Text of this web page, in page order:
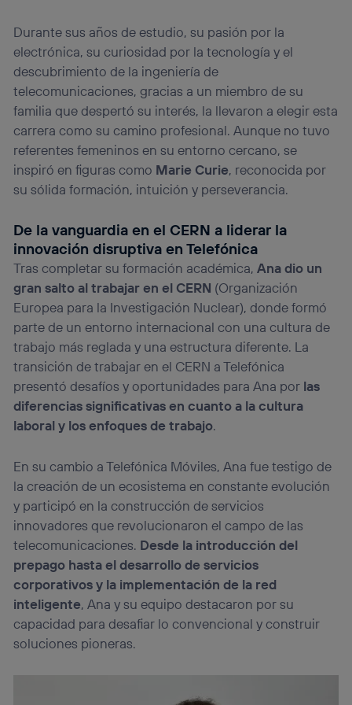
Durante sus años de estudio, su pasión por la
electrónica, su curiosidad por la tecnología y el
descubrimiento de la ingeniería de
telecomunicaciones, gracias a un miembro de su
familia que despertó su interés, la llevaron a elegir esta
carrera como su camino profesional. Aunque no tuvo
referentes femeninos en su entorno cercano, se
inspiró en figuras como Marie Curie, reconocida por
su sólida formación, intuición y perseverancia.
De la vanguardia en el CERN a liderar la
innovación disruptiva en Telefónica
Tras completar su formación académica,Ana dio un
gran salto al trabajar en el CERN (Organización
Europea para la Investigación Nuclear), donde formó
parte de un entorno internacional con una cultura de
trabajo más reglada y una estructura diferente. La
transición de trabajar en el CERN a Telefónica
presentó desafíos y oportunidades para Ana por las
diferencias significativas en cuanto a la cultura
laboral y los enfoques de trabajo.
En su cambio a Telefónica Móviles, Ana fue testigo de
la creación de un ecosistema en constante evolución
y participó en la construcción de servicios
innovadores que revolucionaron el campo de las
telecomunicaciones. Desde la introducción del
prepago hasta el desarrollo de servicios
corporativos y la implementación de la red
inteligente, Ana y su equipo destacaron por su
capacidad para desafiar lo convencional y construir
soluciones pioneras.
telecomunicaciones vinculada a la conexión que utilizas
(p. ej., número de teléfono móvil).
Este identificador se asigna a la conexión de internet, por
lo que cualquier persona que conecte su dispositivo y
consienta el uso de la tecnología recibirá el mismo
identificador. Típicamente:
Si utilizas una conexión de banda ancha (p. ej., Wi-Fi),
el marketing o análisis se realizará en función de las
actividades de navegación de los miembros del hogar
que hayan dado su consentimiento.
navegación del usuario del móvil.
Puedes gestionar los consentimientos Utiq seleccionando
“Administrar Utiq” en la parte inferior de esta página web o
visitando el portal de privacidad de Utiq
(“consenthub”)
. Para más información, consulta
la política de privacidad de Utiq.